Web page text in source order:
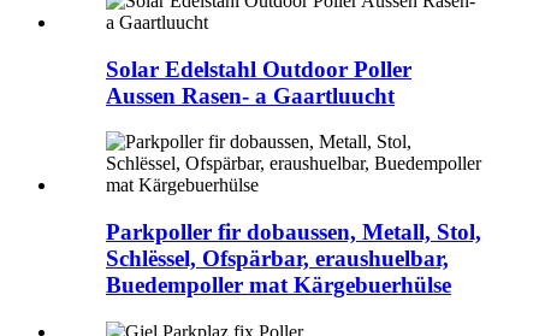
Solar Edelstahl Outdoor Poller
Aussen Rasen- a Gaartluucht
Parkpoller fir dobaussen, Metall, Stol,
Schlëssel, Ofspärbar, eraushuelbar,
Buedempoller mat Kärgebuerhülse